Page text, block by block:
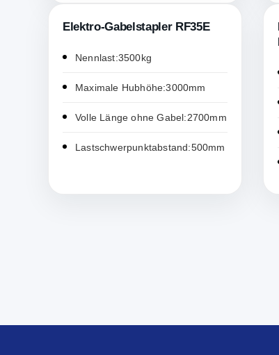
Elektro-Gabelstapler RF35E
Nennlast:3500kg
Maximale Hubhöhe:3000mm
Volle Länge ohne Gabel:2700mm
Lastschwerpunktabstand:500mm